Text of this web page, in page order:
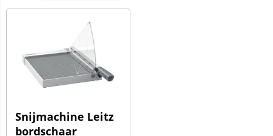
Snijmachine Leitz
bordschaar